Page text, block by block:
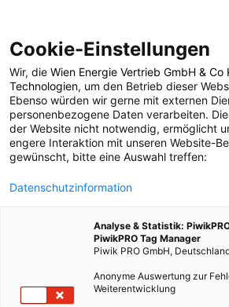
POSTS BY TAG
Events
1 BEITRAG
Cookie-Einstellungen
Wir, die Wien Energie Vertrieb GmbH & Co
Technologien, um den Betrieb dieser
Ebenso würden wir gerne mit externen
personenbezogene Daten verarbeiten.
der Website nicht notwendig, ermöglicht
engere Interaktion mit unseren Website-
gewünscht, bitte eine Auswahl treffen:
Datenschutzinformation
Analyse & Statistik:
PiwikPRO Tag Manager
Piwik PRO GmbH,
Anonyme Auswertung zur
Weiterentwicklung